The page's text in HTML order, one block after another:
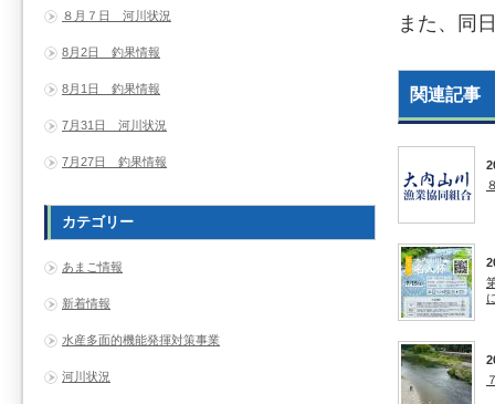
また、同
関連記事
８月７日 河川状況
8月2日 釣果情報
8月1日 釣果情報
7月31日 河川状況
7月27日 釣果情報
カテゴリー
あまご情報
新着情報
水産多面的機能発揮対策事業
河川状況